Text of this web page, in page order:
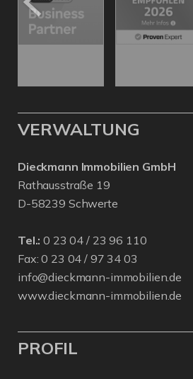
VERWALTUNG
Dieckmann Immobilien GmbH
Rathausstraße 19
D-58239 Schwerte
Tel.: 0 23 04 / 23 96 110
Fax: 0 23 04 / 97 34 03
info@dieckmann-immobilien.de
www.dieckmann-immobilien.de
PROFIL